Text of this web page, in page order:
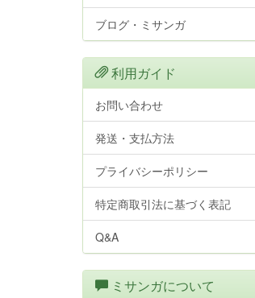
ブログ・ミサンガ
利用ガイド
お問い合わせ
発送・支払方法
プライバシーポリシー
特定商取引法に基づく表記
Q&A
ミサンガについて